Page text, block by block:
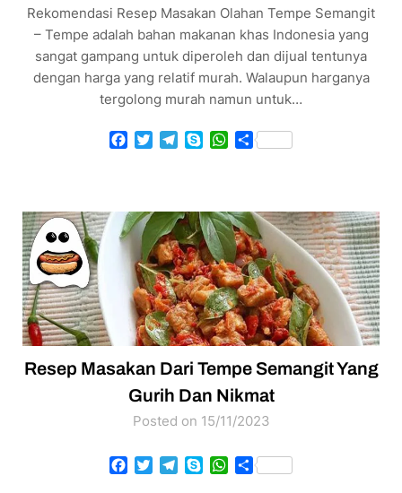
Rekomendasi Resep Masakan Olahan Tempe Semangit
– Tempe adalah bahan makanan khas Indonesia yang
sangat gampang untuk diperoleh dan dijual tentunya
dengan harga yang relatif murah. Walaupun harganya
tergolong murah namun untuk…
Facebook
TwitterTelegram
SkypeWhatsApp
Share
Resep Masakan Dari Tempe Semangit Yang
Gurih Dan Nikmat
Posted on 15/11/2023
Facebook
TwitterTelegram
SkypeWhatsApp
Share